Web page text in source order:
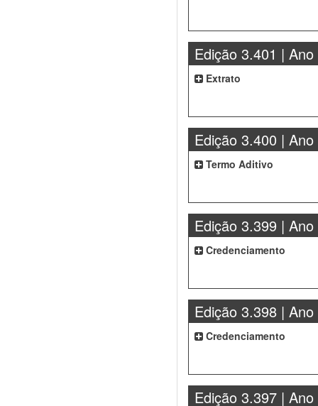
Edição 3.401 | Ano
Extrato
Edição 3.400 | Ano
Termo Aditivo
Edição 3.399 | Ano
Credenciamento
Edição 3.398 | Ano
Credenciamento
Edição 3.397 | Ano